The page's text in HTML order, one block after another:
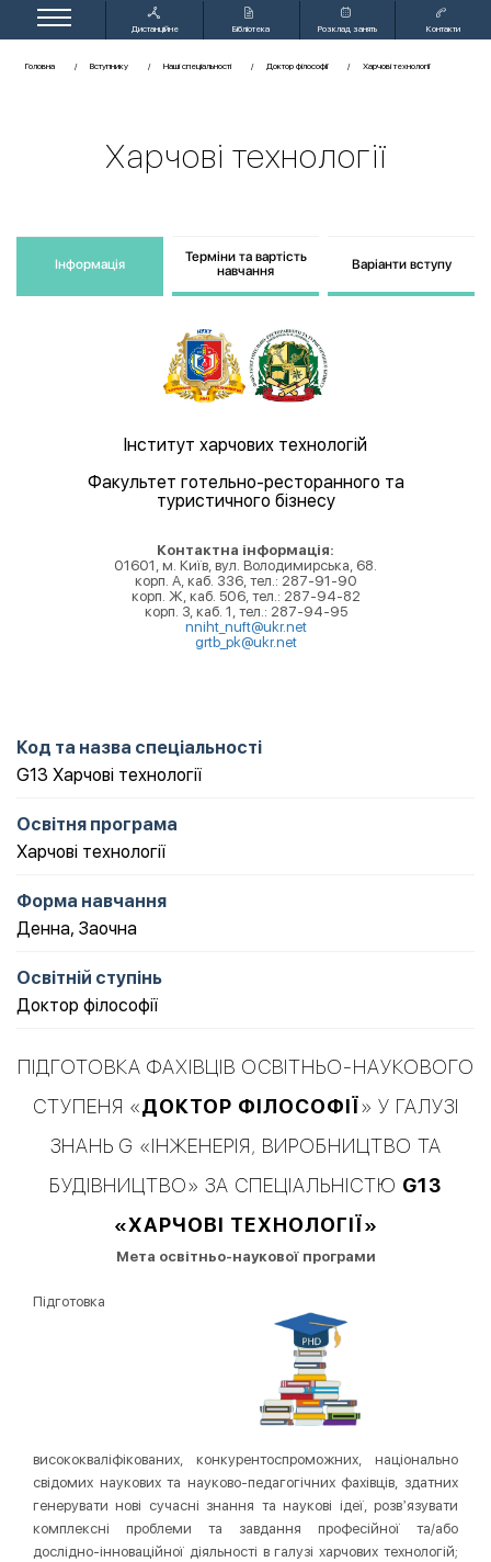
Дистанційне
Бібліотека Розклад занять Контакти
Головна Вступнику Наші спеціальності Доктор філософії Харчові технології
Харчові технології
Інформація
Терміни та вартість
навчання
Варіанти вступу
Інститут харчових технологій
Факультет готельно-ресторанного та
туристичного бізнесу
Контактна інформація:
01601, м. Київ, вул. Володимирська, 68.
корп. А, каб. 336, тел.: 287-91-90
корп. Ж, каб. 506, тел.: 287-94-82
корп. З, каб. 1, тел.: 287-94-95
nniht_nuft@ukr.net
grtb_pk@ukr.net
Код та назва спеціальності
G13 Харчові технології
Освітня програма
Харчові технології
Форма навчання
Денна, Заочна
Освітній ступінь
Доктор філософії
ПІДГОТОВКА ФАХІВЦІВ ОСВІТНЬО-НАУКОВОГО
СТУПЕНЯ «ДОКТОР ФІЛОСОФІЇ» У ГАЛУЗІ
ЗНАНЬ G «ІНЖЕНЕРІЯ, ВИРОБНИЦТВО ТА
БУДІВНИЦТВО» ЗА СПЕЦІАЛЬНІСТЮ G13
«ХАРЧОВІ ТЕХНОЛОГІЇ»
Мета освітньо-наукової програми
Підготовка
висококваліфікованих, конкурентоспроможних, національно
свідомих наукових та науково-педагогічних фахівців, здатних
генерувати нові сучасні знання та наукові ідеї, розвʼязувати
комплексні проблеми та завдання професійної та/або
дослідно-інноваційної діяльності в галузі харчових технологій;